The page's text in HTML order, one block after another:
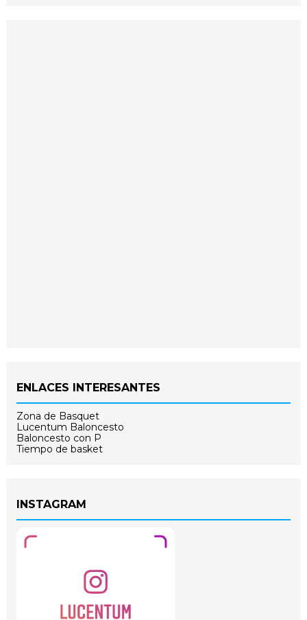
ENLACES INTERESANTES
Zona de Basquet
Lucentum Baloncesto
Baloncesto con P
Tiempo de basket
INSTAGRAM